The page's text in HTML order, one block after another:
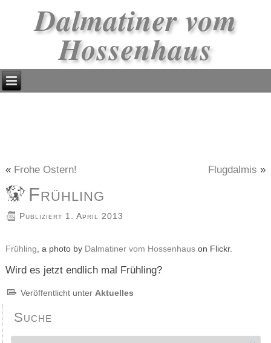
Dalmatiner vom
Hossenhaus
« Frohe Ostern! Flugdalmis »
Frühling
Publiziert 1. April 2013
Frühling , a photo by Dalmatiner vom Hossenhaus on Flickr.
Wird es jetzt endlich mal Frühling?
Veröffentlicht unter Aktuelles
Suche